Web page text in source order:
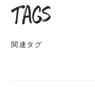
Tags
関連タグ